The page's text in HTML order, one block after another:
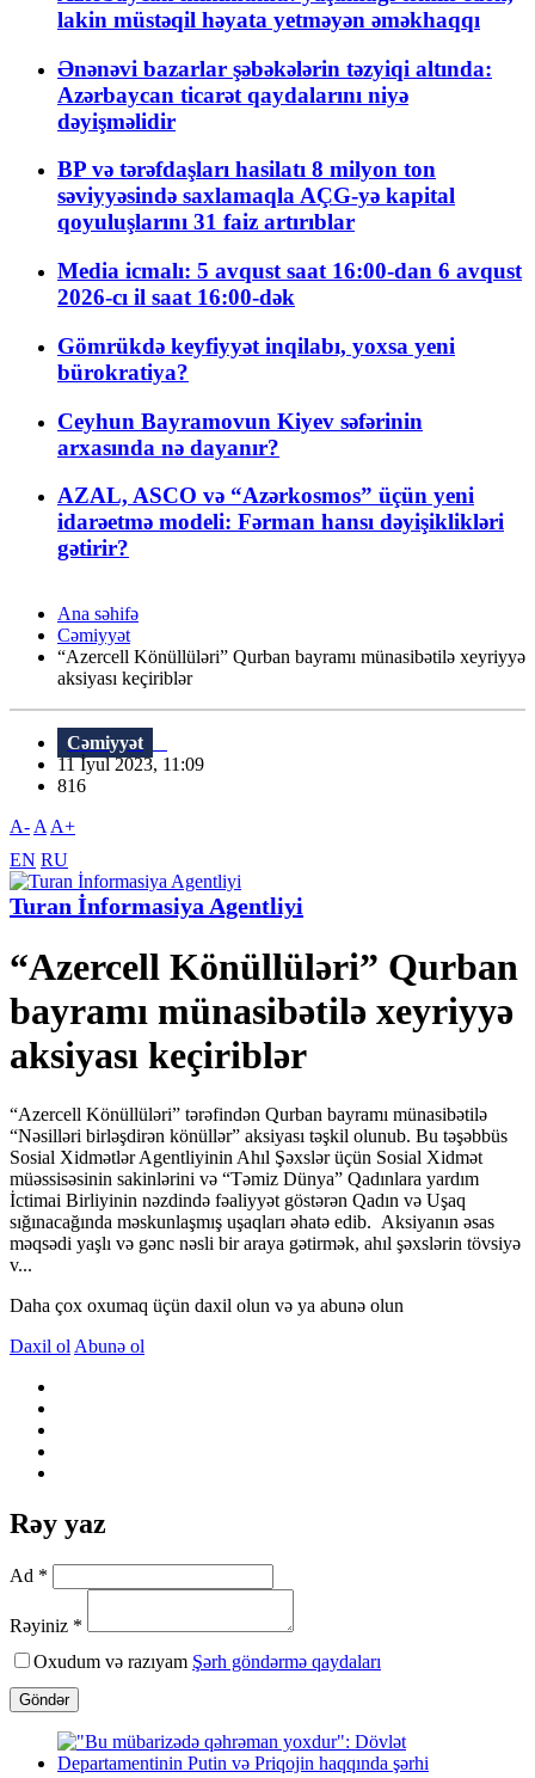
lakin müstəqil həyata yetməyən əməkhaqqı
Ənənəvi bazarlar şəbəkələrin təzyiqi altında:
Azərbaycan ticarət qaydalarını niyə
dəyişməlidir
BP və tərəfdaşları hasilatı 8 milyon ton
səviyyəsində saxlamaqla AÇG-yə kapital
qoyuluşlarını 31 faiz artırıblar
Media icmalı: 5 avqust saat 16:00-dan 6 avqust
2026-cı il saat 16:00-dək
Gömrükdə keyfiyyət inqilabı, yoxsa yeni
bürokratiya?
Ceyhun Bayramovun Kiyev səfərinin
arxasında nə dayanır?
AZAL, ASCO və “Azərkosmos” üçün yeni
idarəetmə modeli: Fərman hansı dəyişiklikləri
gətirir?
Ana səhifə
Cəmiyyət
“Azercell Könüllüləri” Qurban bayramı münasibətilə xeyriyyə
aksiyası keçiriblər
Cəmiyyət
11 İyul 2023, 11:09
816
A- A A+
EN RU
Turan İnformasiya Agentliyi
“Azercell Könüllüləri” Qurban
bayramı münasibətilə xeyriyyə
aksiyası keçiriblər
“Azercell Könüllüləri” tərəfindən Qurban bayramı münasibətilə
“Nəsilləri birləşdirən könüllər” aksiyası təşkil olunub. Bu təşəbbüs
Sosial Xidmətlər Agentliyinin Ahıl Şəxslər üçün Sosial Xidmət
müəssisəsinin sakinlərini və “Təmiz Dünya” Qadınlara yardım
İctimai Birliyinin nəzdində fəaliyyət göstərən Qadın və Uşaq
sığınacağında məskunlaşmış uşaqları əhatə edib. Aksiyanın əsas
məqsədi yaşlı və gənc nəsli bir araya gətirmək, ahıl şəxslərin tövsiyə
v...
Daha çox oxumaq üçün daxil olun və ya abunə olun
Daxil ol Abunə ol
Rəy yaz
Ad *
Rəyiniz *
Oxudum və razıyam Şərh göndərmə qaydaları
Göndər